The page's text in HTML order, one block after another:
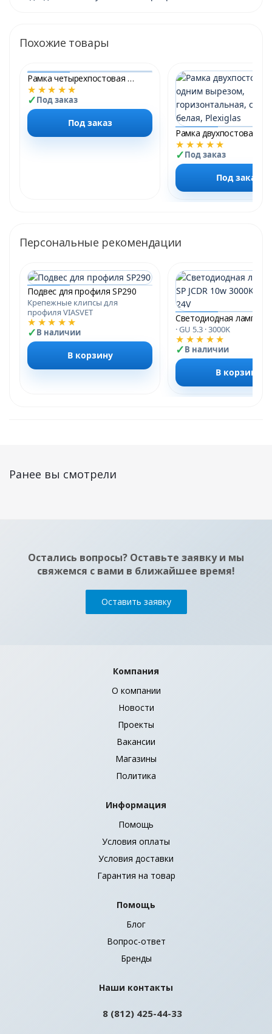
Похожие товары
Рамка четырехпостовая с тремя вырезами, горизонтальная, стеклянная, шампань, матовая, Plexiglas &quot;Модерн SMART&quot;
★★★★★
Под заказ
Под заказ
★★★★★
Под заказ
Под заказ
Персональные рекомендации
Подвес для профиля SP290
Крепежные клипсы для
профиля VIASVET
★★★★★
В наличии
В корзину
· GU 5.3 · 3000K
★★★★★
В наличии
В корзину
Ранее вы смотрели
Остались вопросы? Оставьте заявку и мы
свяжемся с вами в ближайшее время!
Оставить заявку
Компания
О компании
Новости
Проекты
Вакансии
Магазины
Политика
Информация
Помощь
Условия оплаты
Условия доставки
Гарантия на товар
Помощь
Блог
Вопрос-ответ
Бренды
Наши контакты
8 (812) 425-44-33